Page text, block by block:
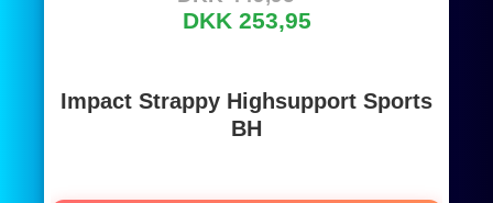
DKK 253,95
Impact Strappy Highsupport Sports
BH